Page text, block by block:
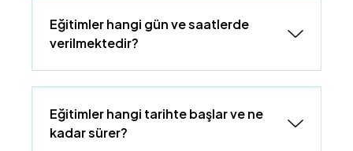
Eğitimler hangi gün ve saatlerde
verilmektedir?
Eğitimler hangi tarihte başlar ve ne
kadar sürer?